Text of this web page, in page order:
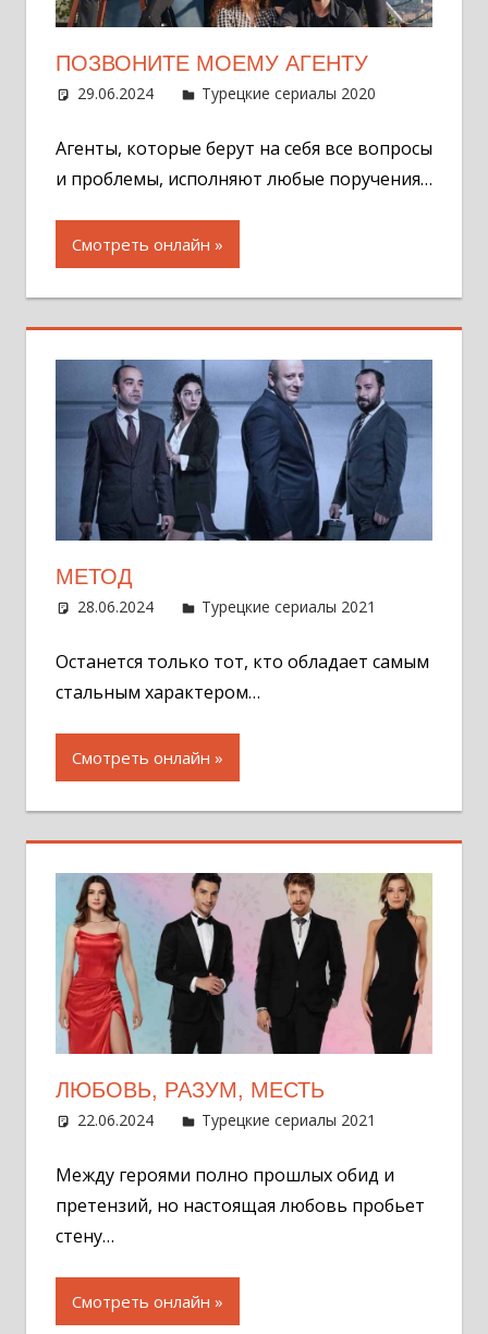
ПОЗВОНИТЕ МОЕМУ АГЕНТУ
29.06.2024 Администратор
Турецкие сериалы 2020
Агенты, которые берут на себя все вопросы
и проблемы, исполняют любые поручения…
Смотреть онлайн
МЕТОД
28.06.2024 Администратор
Турецкие сериалы 2021
Останется только тот, кто обладает самым
стальным характером…
Смотреть онлайн
ЛЮБОВЬ, РАЗУМ, МЕСТЬ
22.06.2024 Администратор
Турецкие сериалы 2021
Между героями полно прошлых обид и
претензий, но настоящая любовь пробьет
стену…
Смотреть онлайн